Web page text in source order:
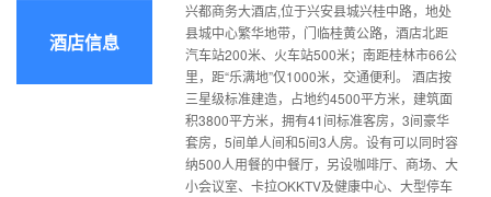
酒店信息
兴都商务大酒店,位于兴安县城兴桂中路，地处
县城中心繁华地带，门临桂黄公路，酒店北距
汽车站200米、火车站500米；南距桂林市66公
里，距“乐满地”仅1000米，交通便利。 酒店按
三星级标准建造，占地约4500平方米，建筑面
积3800平方米，拥有41间标准客房，3间豪华
套房，5间单人间和5间3人房。设有可以同时容
纳500人用餐的中餐厅，另设咖啡厅、商场、大
小会议室、卡拉OKKTV及健康中心、大型停车